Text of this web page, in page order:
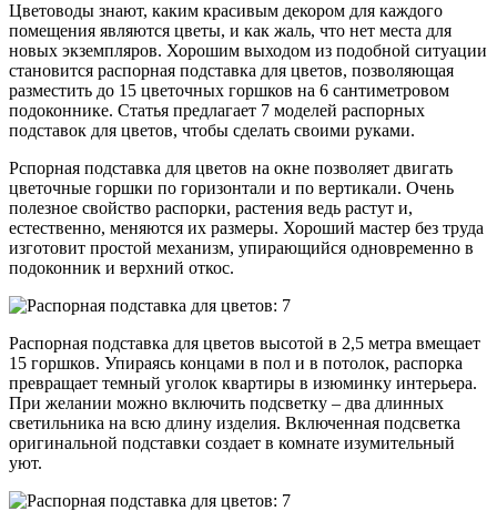
Цветоводы знают, каким красивым декором для каждого
помещения являются цветы, и как жаль, что нет места для
новых экземпляров. Хорошим выходом из подобной ситуации
становится распорная подставка для цветов, позволяющая
разместить до 15 цветочных горшков на 6 сантиметровом
подоконнике. Статья предлагает 7 моделей распорных
подставок для цветов, чтобы сделать своими руками.
Рспорная подставка для цветов на окне позволяет двигать
цветочные горшки по горизонтали и по вертикали. Очень
полезное свойство распорки, растения ведь растут и,
естественно, меняются их размеры. Хороший мастер без труда
изготовит простой механизм, упирающийся одновременно в
подоконник и верхний откос.
Распорная подставка для цветов высотой в 2,5 метра вмещает
15 горшков. Упираясь концами в пол и в потолок, распорка
превращает темный уголок квартиры в изюминку интерьера.
При желании можно включить подсветку – два длинных
светильника на всю длину изделия. Включенная подсветка
оригинальной подставки создает в комнате изумительный
уют.